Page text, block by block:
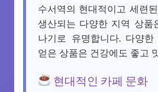
수서역의 현대적이고 세련
생산되는 다양한 지역 상품
나기로 유명합니다. 다양
얻은 상품은 건강에도 좋고
현대적인 카페 문화